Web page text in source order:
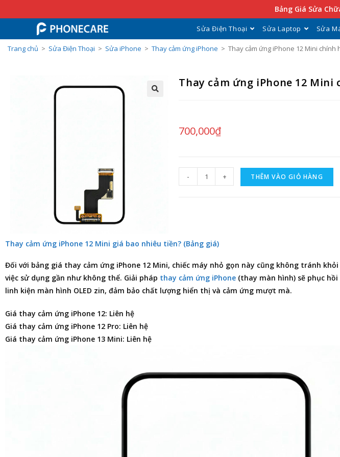
Bảng Giá Sửa
Sửa Điện Thoại Sửa Laptop Sửa
Trang chủ > Sửa Điện Thoại > Sửa iPhone > Thay cảm ứng iPhone > Thay cảm ứng iPhone 12 Mini chính
Thay cảm ứng iPhone 12 Mini
700,000₫
- + THÊM VÀO GIỎ HÀNG
Thay cảm ứng iPhone 12 Mini giá bao nhiêu tiền? (Bảng giá)
Đối với bảng giá thay cảm ứng iPhone 12 Mini, chiếc máy nhỏ gọn này cũng không tránh
việc sử dụng gần như không thể. Giải pháp thay cảm ứng iPhone (thay màn hình) sẽ phục
linh kiện màn hình OLED zin, đảm bảo chất lượng hiển thị và cảm ứng mượt mà.
Giá thay cảm ứng iPhone 12: Liên hệ
Giá thay cảm ứng iPhone 12 Pro: Liên hệ
Giá thay cảm ứng iPhone 13 Mini: Liên hệ